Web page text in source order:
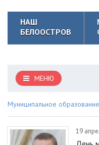
НАШ
БЕЛООСТРОВ
МЕНЮ
Муниципальное
19